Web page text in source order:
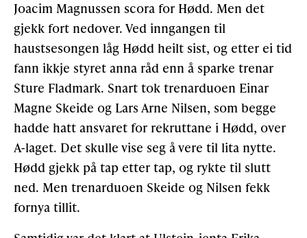
Joacim Magnussen scora for Hødd. Men det
gjekk fort nedover. Ved inngangen til
haustsesongen låg Hødd heilt sist, og etter ei tid
fann ikkje styret anna råd enn å sparke trenar
Sture Fladmark. Snart tok trenarduoen Einar
Magne Skeide og Lars Arne Nilsen, som begge
hadde hatt ansvaret for rekruttane i Hødd, over
A-laget. Det skulle vise seg å vere til lita nytte.
Hødd gjekk på tap etter tap, og rykte til slutt
ned. Men trenarduoen Skeide og Nilsen fekk
fornya tillit.